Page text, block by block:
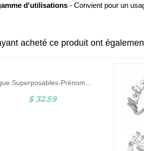
d'utilisations - Convient pour un
acheté ce produit ont
$ 32.59